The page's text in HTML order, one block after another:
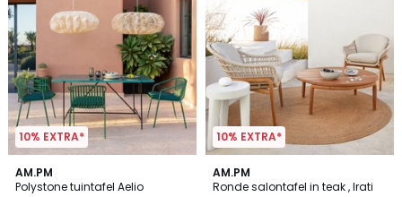
10% EXTRA*
AM.PM
Polystone tuintafel Aelio
10% EXTRA*
AM.PM
Ronde salontafel in teak , Irati